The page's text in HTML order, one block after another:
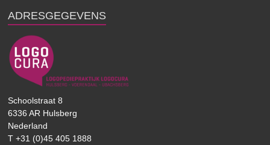
ADRESGEGEVENS
Schoolstraat 8
6336 AR Hulsberg
Nederland
T +31 (0)45 405 1888